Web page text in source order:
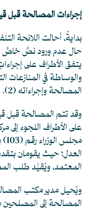
إجراءات المصالحة قبل
بدايةً، أحالت اللائحة
حال عدم ورود نصٍّ خاصٍّ في
يتفق الأطراف على
والوساطة في المنازعات
المصالحة وإجراءاته(2)
.
وقد تتم المصالحة قبل
على الأطراف اللجوء إلى
العدل؛ حيث يقومان
المعتمد، ويُقيَّد طلب
ويُحيل مدير مكتب
المصالحة إلى المصلحين